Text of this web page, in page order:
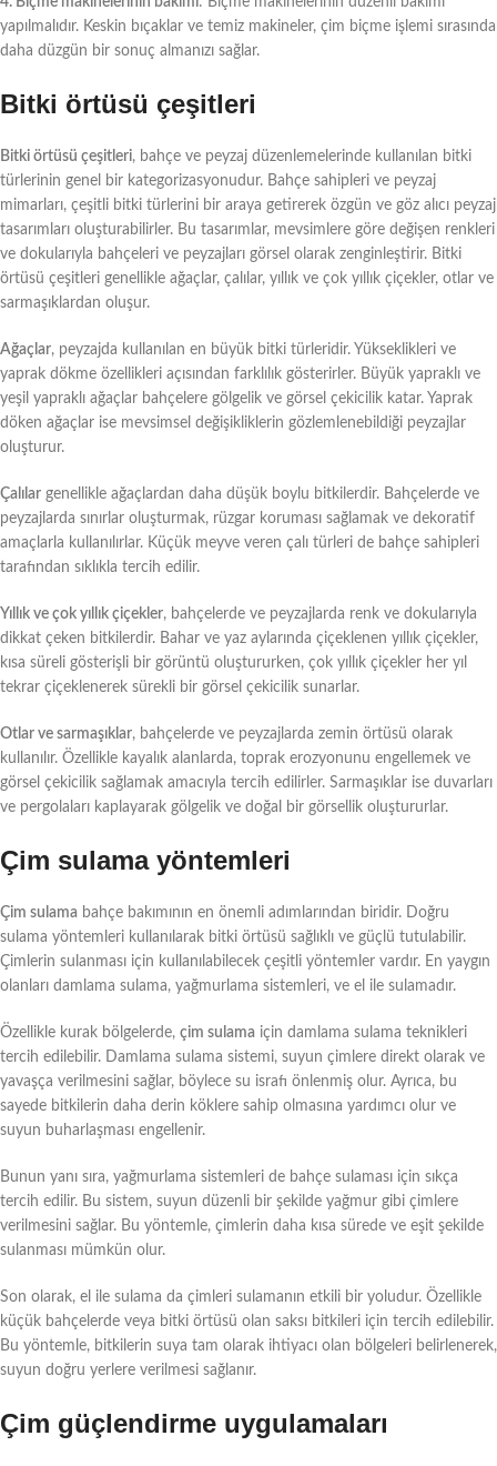
yapılmalıdır. Keskin bıçaklar ve temiz makineler, çim biçme işlemi sırasında
daha düzgün bir sonuç almanızı sağlar.
Bitki örtüsü çeşitleri
Bitki örtüsü çeşitleri, bahçe ve peyzaj düzenlemelerinde kullanılan bitki
türlerinin genel bir kategorizasyonudur. Bahçe sahipleri ve peyzaj
mimarları, çeşitli bitki türlerini bir araya getirerek özgün ve göz alıcı peyzaj
tasarımları oluşturabilirler. Bu tasarımlar, mevsimlere göre değişen renkleri
ve dokularıyla bahçeleri ve peyzajları görsel olarak zenginleştirir. Bitki
örtüsü çeşitleri genellikle ağaçlar, çalılar, yıllık ve çok yıllık çiçekler, otlar ve
sarmaşıklardan oluşur.
Ağaçlar, peyzajda kullanılan en büyük bitki türleridir. Yükseklikleri ve
yaprak dökme özellikleri açısından farklılık gösterirler. Büyük yapraklı ve
yeşil yapraklı ağaçlar bahçelere gölgelik ve görsel çekicilik katar. Yaprak
döken ağaçlar ise mevsimsel değişikliklerin gözlemlenebildiği peyzajlar
oluşturur.
Çalılar genellikle ağaçlardan daha düşük boylu bitkilerdir. Bahçelerde ve
peyzajlarda sınırlar oluşturmak, rüzgar koruması sağlamak ve dekoratif
amaçlarla kullanılırlar. Küçük meyve veren çalı türleri de bahçe sahipleri
tarafından sıklıkla tercih edilir.
Yıllık ve çok yıllık çiçekler, bahçelerde ve peyzajlarda renk ve dokularıyla
dikkat çeken bitkilerdir. Bahar ve yaz aylarında çiçeklenen yıllık çiçekler,
kısa süreli gösterişli bir görüntü oluştururken, çok yıllık çiçekler her yıl
tekrar çiçeklenerek sürekli bir görsel çekicilik sunarlar.
Otlar ve sarmaşıklar, bahçelerde ve peyzajlarda zemin örtüsü olarak
kullanılır. Özellikle kayalık alanlarda, toprak erozyonunu engellemek ve
görsel çekicilik sağlamak amacıyla tercih edilirler. Sarmaşıklar ise duvarları
ve pergolaları kaplayarak gölgelik ve doğal bir görsellik oluştururlar.
Çim sulama yöntemleri
Çim sulama bahçe bakımının en önemli adımlarından biridir. Doğru
sulama yöntemleri kullanılarak bitki örtüsü sağlıklı ve güçlü tutulabilir.
Çimlerin sulanması için kullanılabilecek çeşitli yöntemler vardır. En yaygın
olanları damlama sulama, yağmurlama sistemleri, ve el ile sulamadır.
Özellikle kurak bölgelerde, çim sulama için damlama sulama teknikleri
tercih edilebilir. Damlama sulama sistemi, suyun çimlere direkt olarak ve
yavaşça verilmesini sağlar, böylece su israfı önlenmiş olur. Ayrıca, bu
sayede bitkilerin daha derin köklere sahip olmasına yardımcı olur ve
suyun buharlaşması engellenir.
Bunun yanı sıra, yağmurlama sistemleri de bahçe sulaması için sıkça
tercih edilir. Bu sistem, suyun düzenli bir şekilde yağmur gibi çimlere
verilmesini sağlar. Bu yöntemle, çimlerin daha kısa sürede ve eşit şekilde
sulanması mümkün olur.
Son olarak, el ile sulama da çimleri sulamanın etkili bir yoludur. Özellikle
küçük bahçelerde veya bitki örtüsü olan saksı bitkileri için tercih edilebilir.
Bu yöntemle, bitkilerin suya tam olarak ihtiyacı olan bölgeleri belirlenerek,
suyun doğru yerlere verilmesi sağlanır.
Çim güçlendirme uygulamaları